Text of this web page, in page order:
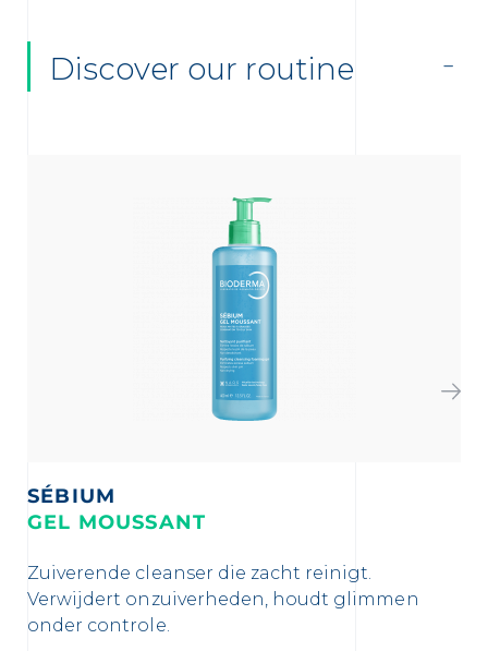
Discover our routine
SÉBIUM
GEL MOUSSANT
Zuiverende cleanser die zacht reinigt.
Verwijdert onzuiverheden, houdt glimmen
onder controle.